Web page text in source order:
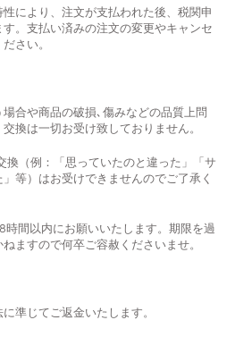
により、注文が支払われた後、税関申
。支払い済みの注文の変更やキャンセ
さい。
合や商品の破損､傷みなどの品質上問
換は一切お受け致しておりません。
換（例：「思っていたのと違った」「サ
等）はお受けできませんのでご了承く
時間以内にお願いいたします。期限を過
ますので何卒ご容赦くださいませ。
準じてご返金いたします。